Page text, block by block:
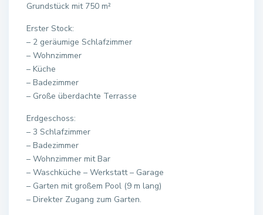
Grundstück mit 750 m²
Erster Stock:
– 2 geräumige Schlafzimmer
– Wohnzimmer
– Küche
– Badezimmer
– Große überdachte Terrasse
Erdgeschoss:
– 3 Schlafzimmer
– Badezimmer
– Wohnzimmer mit Bar
– Waschküche – Werkstatt – Garage
– Garten mit großem Pool (9 m lang)
– Direkter Zugang zum Garten.